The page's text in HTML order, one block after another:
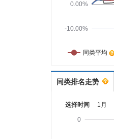
-10.00%
0.00%
同类平均
同类排名走势
选择时间 1月
0